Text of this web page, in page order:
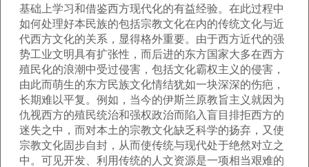
基础上学习和借鉴西方现代化的有益经验。在此过程中
如何处理好本民族的包括宗教文化在内的传统文化与近
代西方文化的关系，显得格外重要。由于西方近代的强
势工业文明具有扩张性，而后进的东方国家大多在西方
殖民化的浪潮中受过侵害，包括文化霸权主义的侵害，
由此而萌生的东方民族文化情结犹如一块深深的伤疤，
长期难以平复。例如，当今的伊斯兰原教旨主义就因为
仇视西方的殖民统治和强权政治而陷入盲目排拒西方的
迷失之中，而对本土的宗教文化缺乏科学的扬弃，又使
宗教文化固步自封，从而使传统与现代处于绝然对立之
中。可见开发、利用传统的人文资源是一项相当艰难的